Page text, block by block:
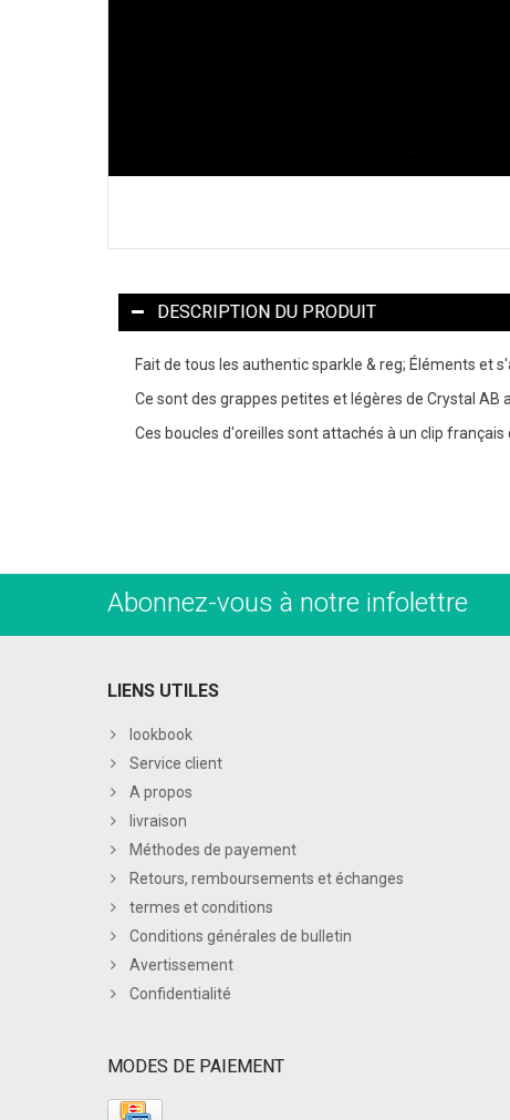
DESCRIPTION DU PRODUIT
Fait de tous les authentic sparkle & reg; Éléments et
Ce sont des grappes petites et légères de Crystal AB
Ces boucles d'oreilles sont attachés à un clip français
Abonnez-vous à notre infolettre
LIENS UTILES
lookbook
Service client
A propos
livraison
Méthodes de payement
Retours, remboursements et échanges
termes et conditions
Conditions générales de bulletin
Avertissement
Confidentialité
MODES DE PAIEMENT